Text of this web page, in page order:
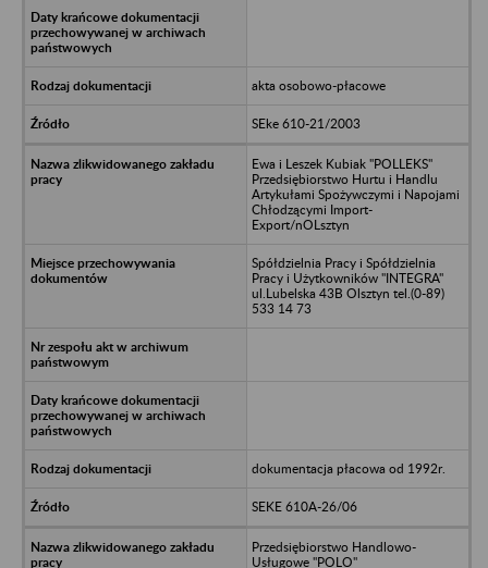
akta osobowo-płacowe
SEke 610-21/2003
Ewa i Leszek Kubiak "POLLEKS"
Przedsiębiorstwo Hurtu i Handlu
Artykułami Spożywczymi i Napojami
Chłodzącymi Import-
Export/nOLsztyn
Spółdzielnia Pracy i Spółdzielnia
Pracy i Użytkowników "INTEGRA"
ul.Lubelska 43B Olsztyn tel.(0-89)
533 14 73
dokumentacja płacowa od 1992r.
SEKE 610A-26/06
Przedsiębiorstwo Handlowo-
Usługowe "POLO"